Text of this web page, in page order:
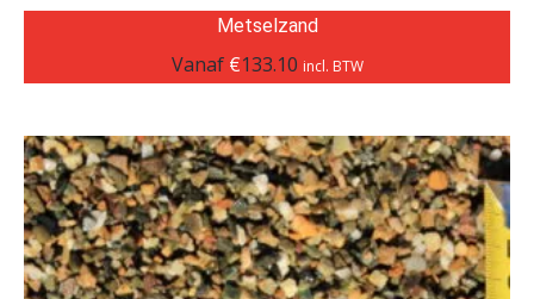
Metselzand
Vanaf €133.10 incl. BTW